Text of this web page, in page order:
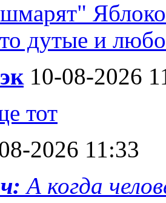
дутые и
10-08-2026
тот
2026 11:33
А когда